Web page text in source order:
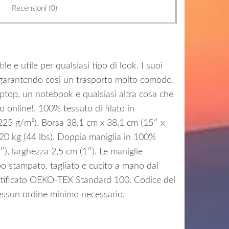
Recensioni (0)
e utile per qualsiasi tipo di look. I suoi
così un trasporto molto comodo.
un notebook e qualsiasi altra cosa che
online!. 100% tessuto di filato in
g/m²). Borsa 38,1 cm x 38,1 cm (15″ x
kg (44 lbs). Doppia maniglia in 100%
larghezza 2,5 cm (1″). Le maniglie
stampato, tagliato e cucito a mano dal
OEKO-TEX Standard 100. Codice del
ordine minimo necessario.